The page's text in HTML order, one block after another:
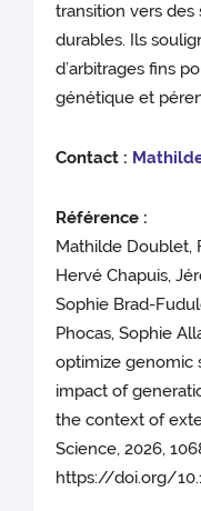
transition vers des
durables. Ils
d’arbitrages fins
génétique et
Contact :
Référence :
Mathilde Doublet,
Hervé Chapuis,
Sophie Brad-
Phocas, Sophie
optimize genomic
impact of
the context of
Science, 2026,
https://doi.org/